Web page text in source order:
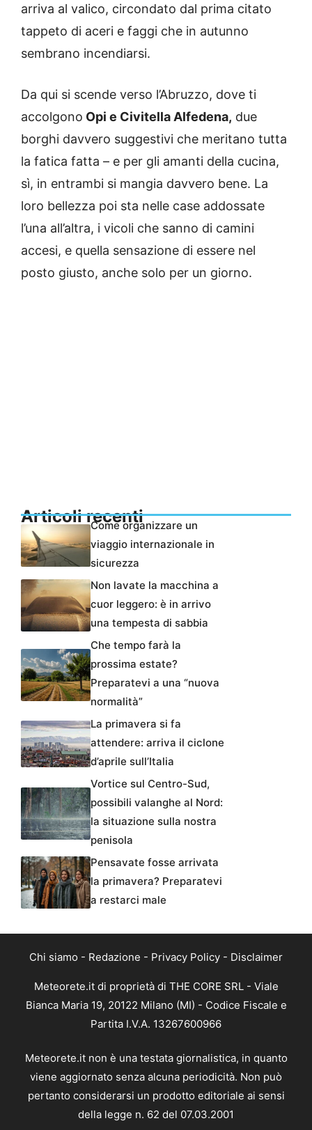
arriva al valico, circondato dal prima citato
tappeto di aceri e faggi che in autunno
sembrano incendiarsi.
Da qui si scende verso l’Abruzzo, dove ti
accolgono Opi e Civitella Alfedena, due
borghi davvero suggestivi che meritano tutta
la fatica fatta – e per gli amanti della cucina,
sì, in entrambi si mangia davvero bene. La
loro bellezza poi sta nelle case addossate
l’una all’altra, i vicoli che sanno di camini
accesi, e quella sensazione di essere nel
posto giusto, anche solo per un giorno.
Articoli recentiCome organizzare un
viaggio internazionale in
sicurezza
Non lavate la macchina a
cuor leggero: è in arrivo
una tempesta di sabbia
Che tempo farà la
prossima estate?
Preparatevi a una “nuova
normalità”
La primavera si fa
attendere: arriva il ciclone
d’aprile sull’Italia
Vortice sul Centro-Sud,
possibili valanghe al Nord:
la situazione sulla nostra
penisola
Pensavate fosse arrivata
la primavera? Preparatevi
a restarci male
Chi siamo - Redazione - Privacy Policy - Disclaimer
Meteorete.it di proprietà di THE CORE SRL - Viale
Bianca Maria 19, 20122 Milano (MI) - Codice Fiscale e
Partita I.V.A. 13267600966
Meteorete.it non è una testata giornalistica, in quanto
viene aggiornato senza alcuna periodicità. Non può
pertanto considerarsi un prodotto editoriale ai sensi
della legge n. 62 del 07.03.2001